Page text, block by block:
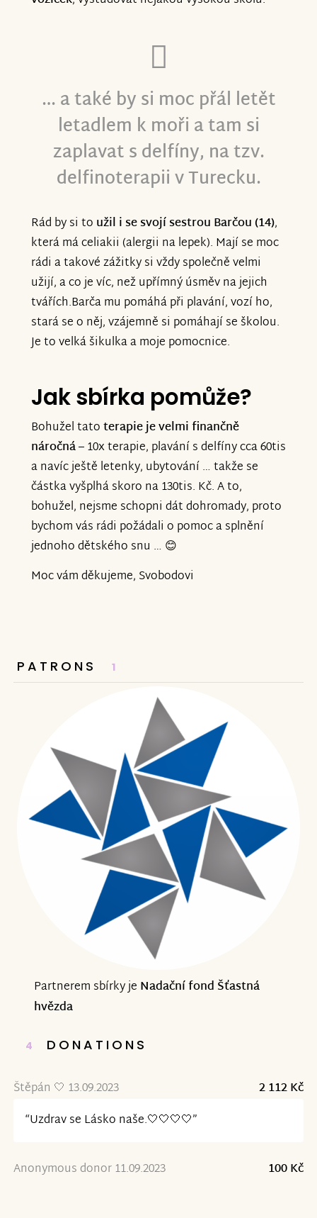
… a také by si moc přál letět
letadlem k moři a tam si
zaplavat s delfíny, na tzv.
delfinoterapii v Turecku.
Rád by si to užil i se svojí sestrou Barčou (14),
která má celiakii (alergii na lepek). Mají se moc
rádi a takové zážitky si vždy společně velmi
užijí, a co je víc, než upřímný úsměv na jejich
tvářích.Barča mu pomáhá při plavání, vozí ho,
stará se o něj, vzájemně si pomáhají se školou.
Je to velká šikulka a moje pomocnice.
Jak sbírka pomůže?
Bohužel tatoterapie je velmi finančně
náročná– 10x terapie, plavání s delfíny cca 60tis
a navíc ještě letenky, ubytování … takže se
částka vyšplhá skoro na 130tis. Kč. A to,
bohužel, nejsme schopni dát dohromady, proto
bychom vás rádi požádali o pomoc a splnění
jednoho dětského snu … 😊
Moc vám děkujeme, Svobodovi
PATRONS 1
Partnerem sbírky je Nadační fond Šťastná
hvězda
4 DONATIONS
Štěpán 🤍 13.09.2023
2 112 Kč
“Uzdrav se Lásko naše.🤍🤍🤍🤍”
Anonymous donor 11.09.2023 100 Kč